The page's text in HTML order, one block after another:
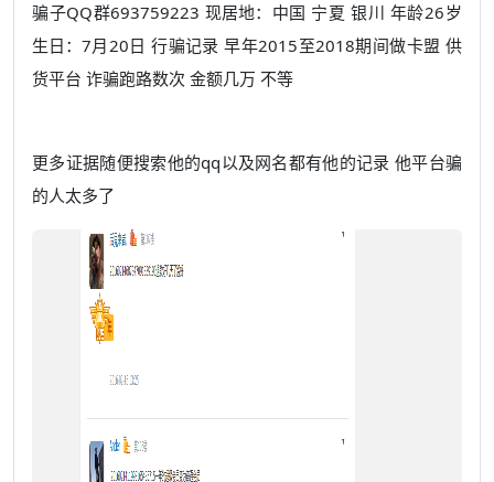
骗子QQ群693759223 现居地： 中国 宁夏 银川 年龄26岁
生日： 7月20日行骗记录 早年2015至2018期间做卡盟 供
货平台 诈骗跑路数次 金额几万 不等
更多证据随便搜索他的qq以及网名都有他的记录 他平台骗
的人太多了